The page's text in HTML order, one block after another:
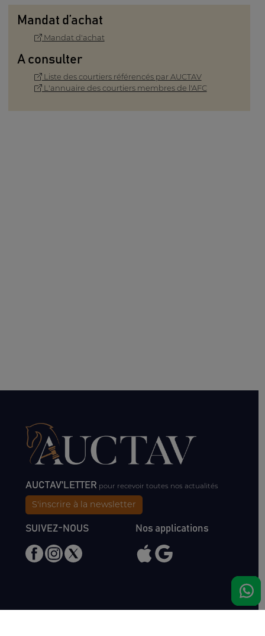
Mandat d’achat
Mandat d'achat
A consulter
Liste des courtiers référencés par AUCTAV
L'annuaire des courtiers membres de l'AFC
AUCTAV'LETTER pour recevoir toutes nos actualités
S'inscrire à la newsletter
SUIVEZ-NOUS Nos applications